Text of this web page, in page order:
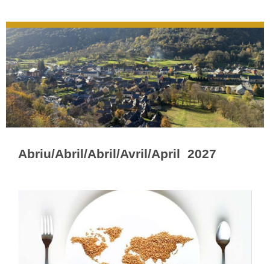
Abriu/Abril/Abril/Avril/April 2027